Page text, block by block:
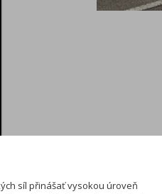
síl přinášať vysokou úroveň